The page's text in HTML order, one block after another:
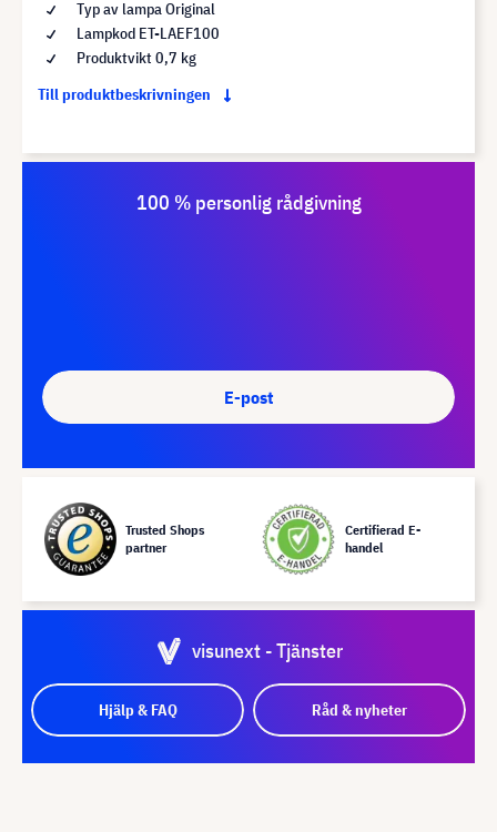
Typ av lampa Original
Lampkod ET-LAEF100
Produktvikt 0,7 kg
Till produktbeskrivningen
100 % personlig rådgivning
E-post
Trusted Shops
partner
Certifierad E-
handel
visunext - Tjänster
Hjälp & FAQ Råd & nyheter